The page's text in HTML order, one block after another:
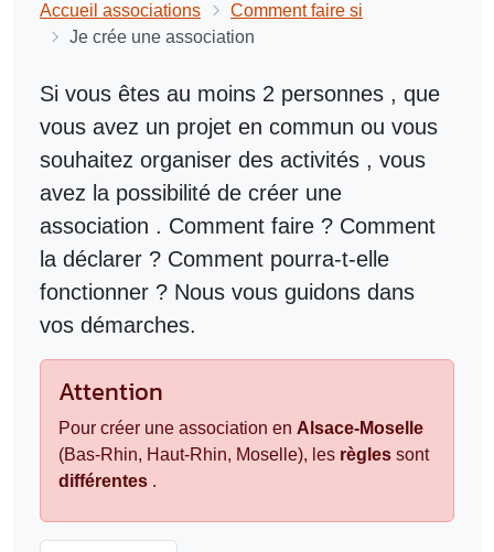
Accueil associations
Comment faire si
Je crée une association
Si vous êtes au moins 2 personnes , que
vous avez un projet en commun ou vous
souhaitez organiser des activités , vous
avez la possibilité de créer une
association . Comment faire ? Comment
la déclarer ? Comment pourra-t-elle
fonctionner ? Nous vous guidons dans
vos démarches.
Attention
Pour créer une association en Alsace-Moselle
(Bas-Rhin, Haut-Rhin, Moselle), les règles sont
différentes .